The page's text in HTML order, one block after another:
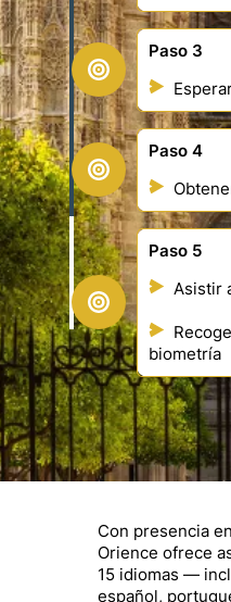
Paso 3
Paso 4
Paso 5
Asistir
biometría
Con presencia
Orience ofrece
15 idiomas —
español,